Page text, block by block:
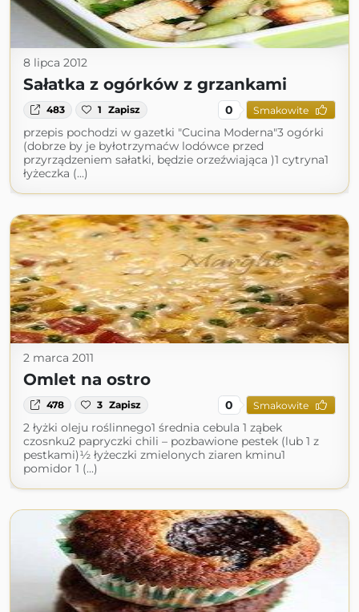
8 lipca 2012
Sałatka z ogórków z grzankami
483 1 Zapisz 0 Smakowite
przepis pochodzi w gazetki "Cucina Moderna"3 ogórki
(dobrze by je byłotrzymaćw lodówce przed
przyrządzeniem sałatki, będzie orzeźwiająca )1 cytryna1
łyżeczka (...)
2 marca 2011
Omlet na ostro
478 3 Zapisz 0 Smakowite
2 łyżki oleju roślinnego1 średnia cebula 1 ząbek
czosnku2 papryczki chili – pozbawione pestek (lub 1 z
pestkami)½ łyżeczki zmielonych ziaren kminu1
pomidor 1 (...)